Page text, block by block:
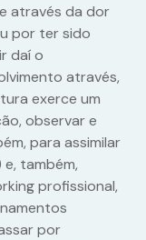
através da dor
por ter sido
daí o
através,
exerce um
observar e
para assimilar
também,
profissional,
por